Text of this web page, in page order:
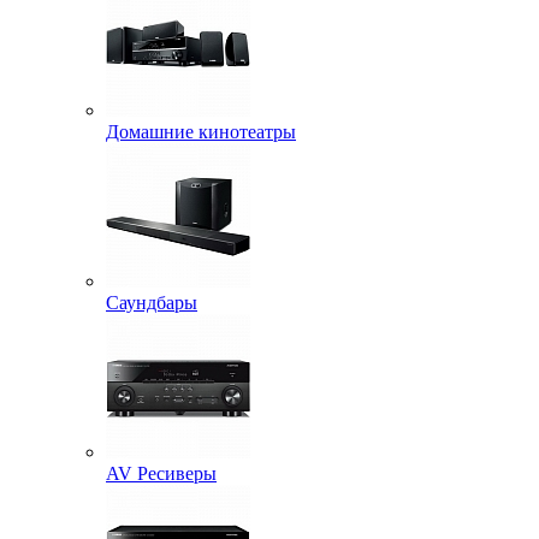
Домашние кинотеатры
Саундбары
AV Ресиверы